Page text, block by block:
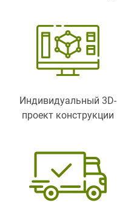
Индивидуальный 3D-
проект конструкции